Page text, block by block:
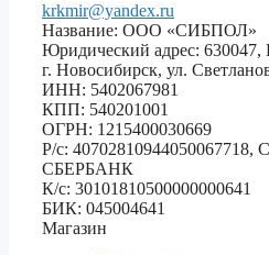
krkmir@yandex.ru
Название: ООО «СИБПОЛ»
Юридический адрес: 630047,
г. Новосибирск, ул.
ИНН: 5402067981
КПП: 540201001
ОГРН: 1215400030669
Р/с:
СБЕРБАНК
К/с: 30101810500000000641
БИК: 045004641
Магазин